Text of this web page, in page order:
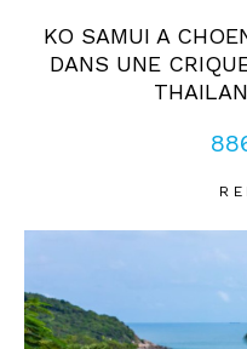
KO SAMUI A
DANS UNE
Coups de coeur